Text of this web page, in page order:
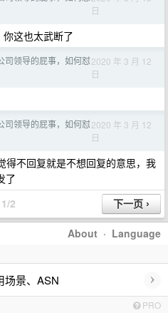
日
这也太武断了
司领导的屁事，如何怼2020 年 3 月 12
日
司领导的屁事，如何怼2020 年 3 月 12
日
得不回复就是不想回复的意思，我
了
1/2
About · Language
场景、ASN ›
PRO